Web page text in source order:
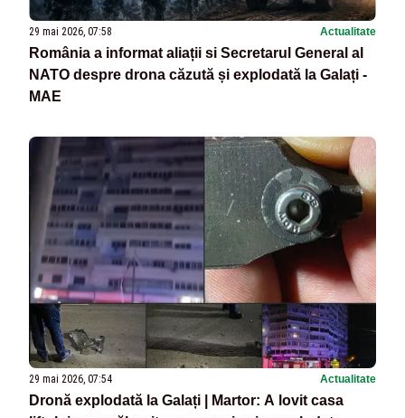
29 mai 2026, 07:58 Actualitate
România a informat aliații si Secretarul General al
NATO despre drona căzută și explodată la Galați -
MAE
29 mai 2026, 07:54 Actualitate
Dronă explodată la Galați | Martor: A lovit casa